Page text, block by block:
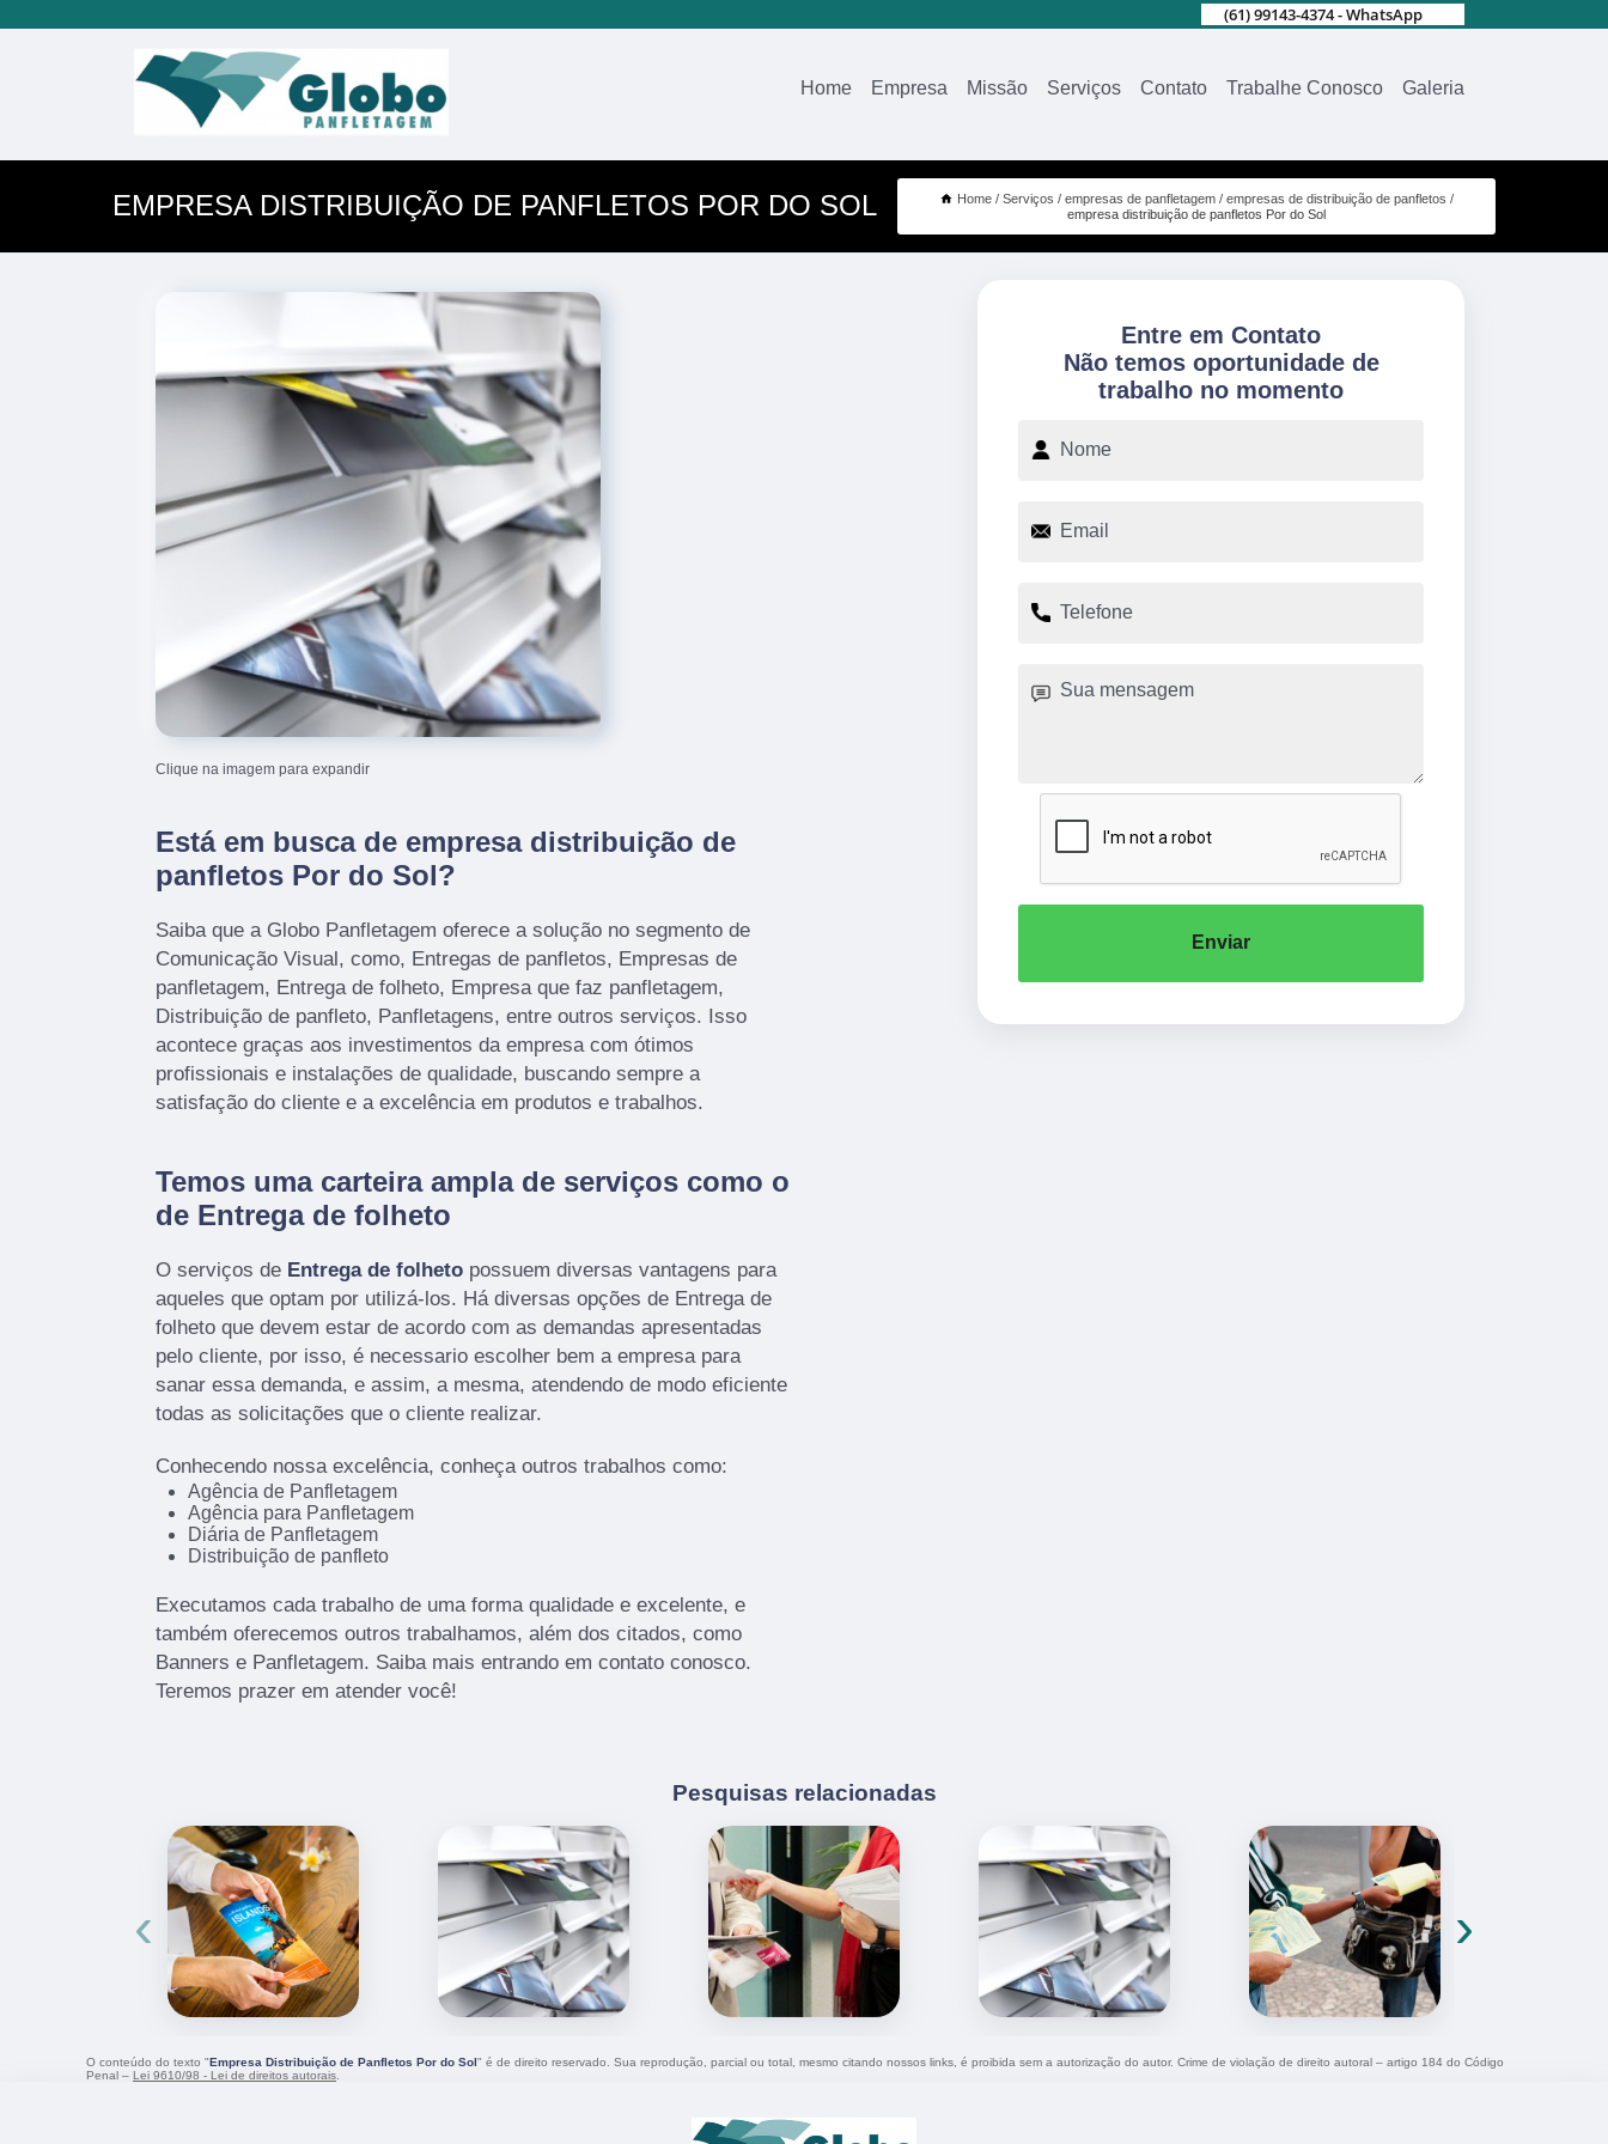
(61) 99143-4374 - WhatsApp
Home Empresa Missão Serviços Contato Trabalhe Conosco Galeria
EMPRESA DISTRIBUIÇÃO DE PANFLETOS POR DO SOL Home Serviços empresas de panfletagem
empresas de distribuição de panfletos
empresa distribuição de panfletos Por do Sol
Clique na imagem para expandir
Está em busca de empresa distribuição de
panfletos Por do Sol?
Saiba que a Globo Panfletagem oferece a solução no segmento de
Comunicação Visual, como, Entregas de panfletos, Empresas de
panfletagem, Entrega de folheto, Empresa que faz panfletagem,
Distribuição de panfleto, Panfletagens, entre outros serviços. Isso
acontece graças aos investimentos da empresa com ótimos
profissionais e instalações de qualidade, buscando sempre a
satisfação do cliente e a excelência em produtos e trabalhos.
Temos uma carteira ampla de serviços como o
de Entrega de folheto
O serviços de Entrega de folheto possuem diversas vantagens para
aqueles que optam por utilizá-los. Há diversas opções de Entrega de
folheto que devem estar de acordo com as demandas apresentadas
pelo cliente, por isso, é necessario escolher bem a empresa para
sanar essa demanda, e assim, a mesma, atendendo de modo eficiente
todas as solicitações que o cliente realizar.
Conhecendo nossa excelência, conheça outros trabalhos como:
Agência de Panfletagem
Agência para Panfletagem
Diária de Panfletagem
Distribuição de panfleto
Executamos cada trabalho de uma forma qualidade e excelente, e
também oferecemos outros trabalhamos, além dos citados, como
Banners e Panfletagem. Saiba mais entrando em contato conosco.
Teremos prazer em atender você!
Entre em Contato
Não temos oportunidade de
trabalho no momento
Enviar
Pesquisas relacionadas
‹ ›
O conteúdo do texto "Empresa Distribuição de Panfletos Por do Sol" é de direito reservado. Sua reprodução, parcial ou total, mesmo citando nossos links, é proibida sem a autorização do autor. Crime de violação de direito autoral – artigo 184 do Código
Penal – Lei 9610/98 - Lei de direitos autorais